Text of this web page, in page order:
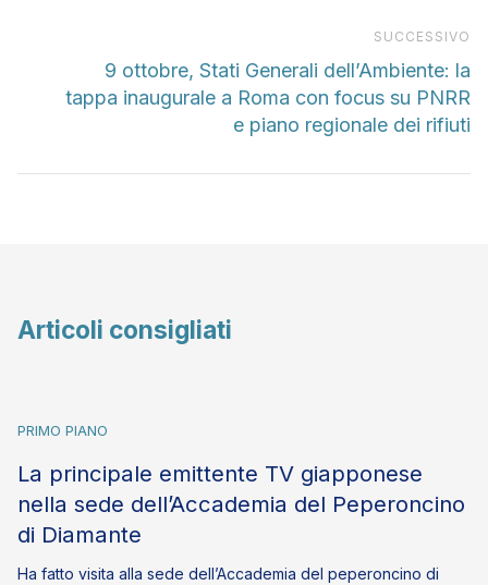
SUCCESSIVO
9 ottobre, Stati Generali dell’Ambiente: la
tappa inaugurale a Roma con focus su PNRR
e piano regionale dei rifiuti
Articoli consigliati
PRIMO PIANO
La principale emittente TV giapponese
nella sede dell’Accademia del Peperoncino
di Diamante
Ha fatto visita alla sede dell’Accademia del peperoncino di